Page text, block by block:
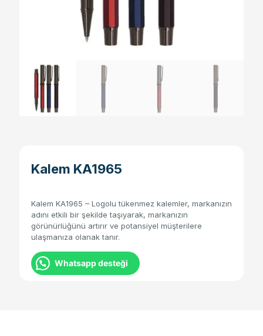
Kalem KA1965
Kalem KA1965 – Logolu tükenmez kalemler, markanızın
adını etkili bir şekilde taşıyarak, markanızın
görünürlüğünü artırır ve potansiyel müşterilere
ulaşmanıza olanak tanır.
Whatsapp desteği